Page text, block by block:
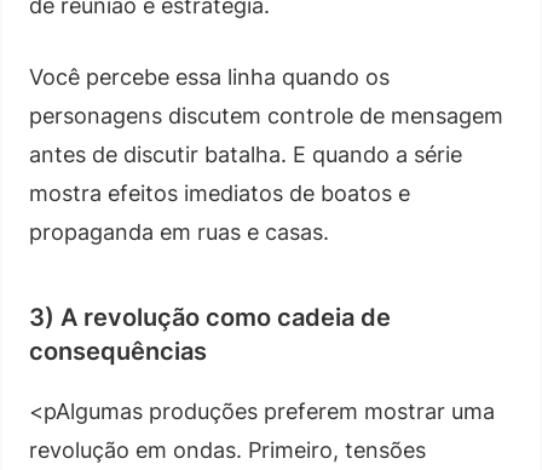
de reunião e estratégia.
Você percebe essa linha quando os
personagens discutem controle de mensagem
antes de discutir batalha. E quando a série
mostra efeitos imediatos de boatos e
propaganda em ruas e casas.
3) A revolução como cadeia de
consequências
<pAlgumas produções preferem mostrar uma
revolução em ondas. Primeiro, tensões